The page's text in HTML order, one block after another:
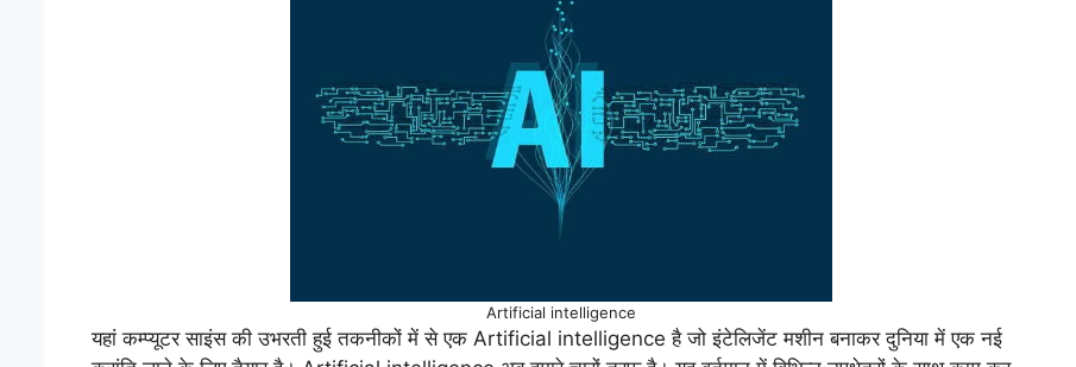
प्रश्न: क्या किसी AI करियर के लिए मास्टर डिग्री की आवश्यकता होती है?
Artificial intelligence
यहां कम्प्यूटर साइंस की उभरती हुई तकनीकों में से एक Artificial intelligence है जो इंटेलिजेंट मशीन बनाकर दुनिया में एक नई